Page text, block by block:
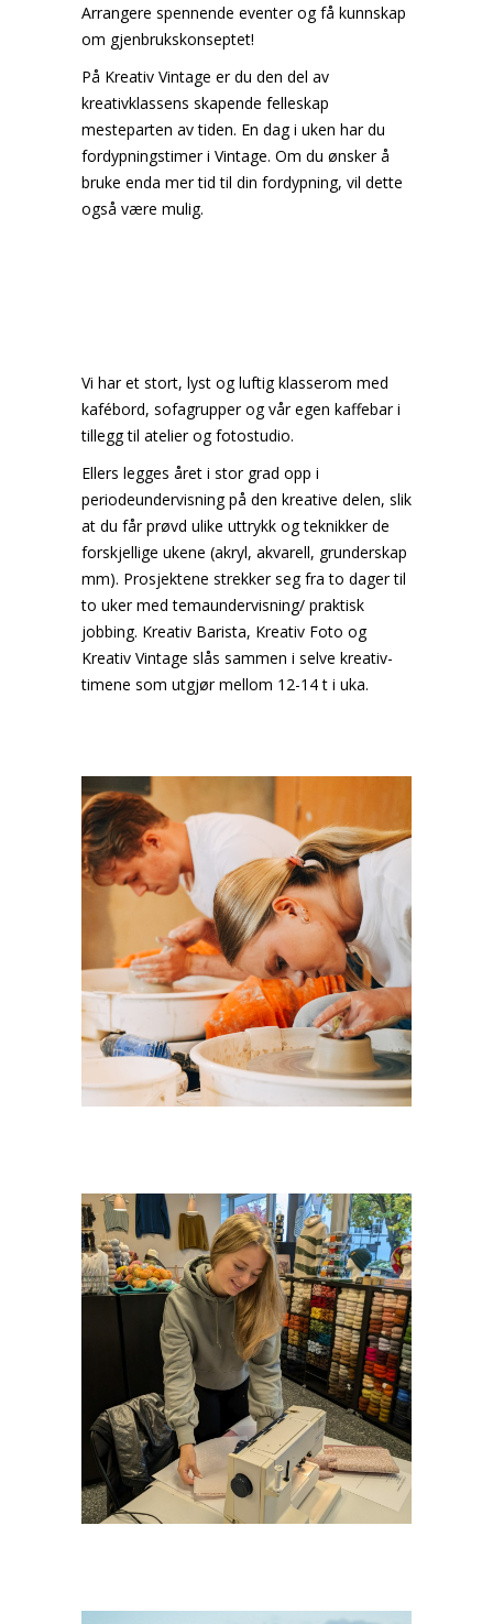
Arrangere spennende eventer og få kunnskap
om gjenbrukskonseptet!
På Kreativ Vintage er du den del av
kreativklassens skapende felleskap
mesteparten av tiden. En dag i uken har du
fordypningstimer i Vintage. Om du ønsker å
bruke enda mer tid til din fordypning, vil dette
også være mulig.
Vi har et stort, lyst og luftig klasserom med
kafébord, sofagrupper og vår egen kaffebar i
tillegg til atelier og fotostudio.
Ellers legges året i stor grad opp i
periodeundervisning på den kreative delen, slik
at du får prøvd ulike uttrykk og teknikker de
forskjellige ukene (akryl, akvarell, grunderskap
mm). Prosjektene strekker seg fra to dager til
to uker med temaundervisning/ praktisk
jobbing. Kreativ Barista, Kreativ Foto og
Kreativ Vintage slås sammen i selve kreativ-
timene som utgjør mellom 12-14 t i uka.